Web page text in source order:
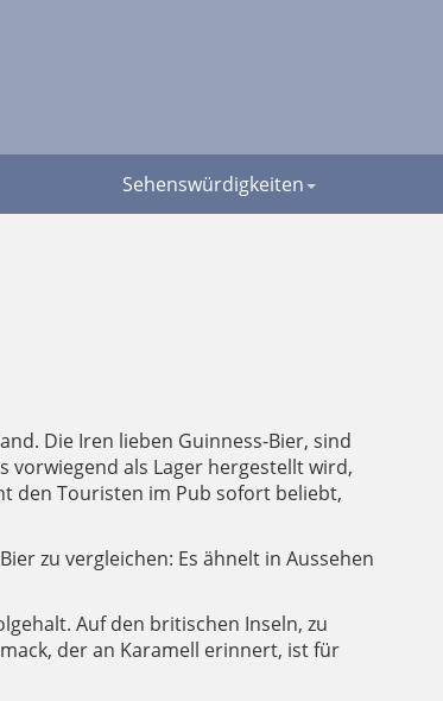
Sehenswürdigkeiten
Die Iren lieben Guinness-Bier, sind
vorwiegend als Lager hergestellt wird,
den Touristen im Pub sofort beliebt,
zu vergleichen: Es ähnelt in Aussehen
Auf den britischen Inseln, zu
der an Karamell erinnert, ist für